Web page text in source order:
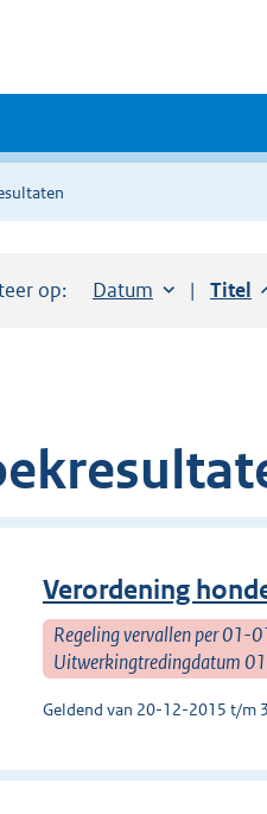
op: Sorteer op:
Datum aflopend
Titel
Verordening
Regeling vervallen per 01-
Uitwerkingtredingdatum
Geldend van 20-12-2015 t/m